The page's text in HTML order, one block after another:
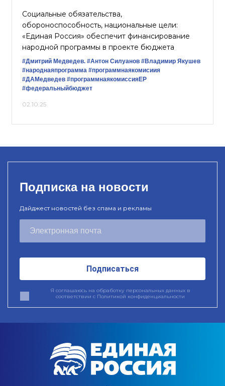
Социальные обязательства,
обороноспособность, национальные цели:
«Единая Россия» обеспечит финансирование
народной программы в проекте бюджета
#Дмитрий Медведев. #Антон Силуанов #Владимир Якушев
#народнаяпрограмма #программнаякомисиия
#ДАМедведев #программнаякомиссияЕР
#федеральныйбюджет
02.10.25
Подписка на новости
Дайджест новостей без спама и рекламы
Подписаться
Я соглашаюсь на обработку персональных данных в
соответствии с Политикой конфиденциальности